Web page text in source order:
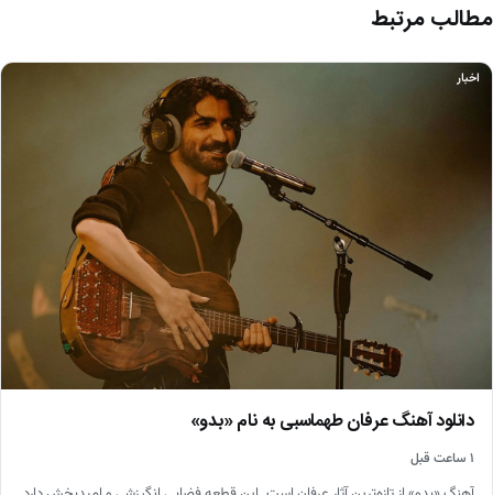
مطالب مرتبط
اخبار
دانلود آهنگ عرفان طهماسبی به نام «بدو»
۱ ساعت قبل